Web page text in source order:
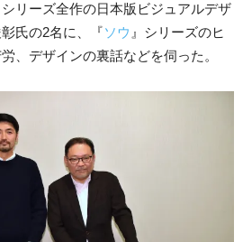
リーズ全作の日本版ビジュアルデザ
氏の2名に、
『ソウ 』 シリーズのヒ
、デザインの裏話などを伺った。